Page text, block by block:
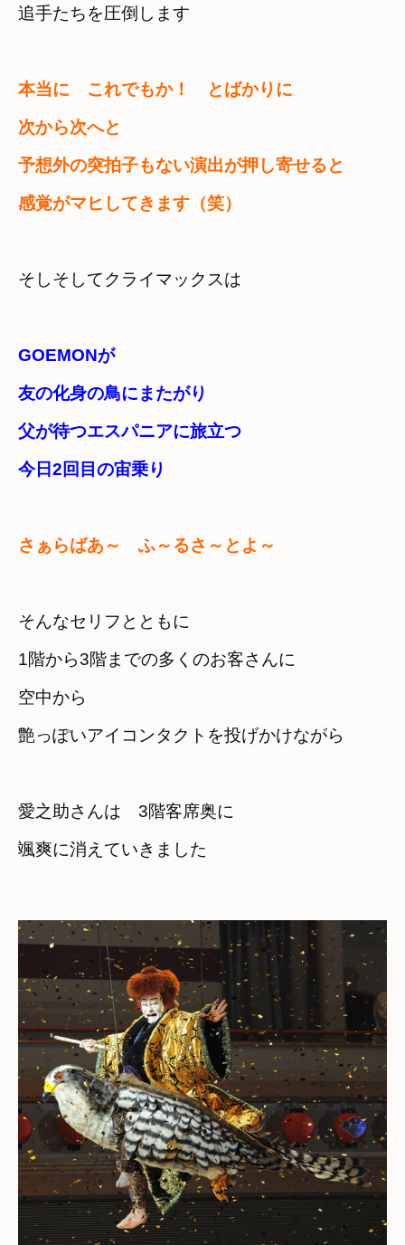
追手たちを圧倒します
本当に　これでもか！　とばかりに
次から次へと
予想外の突拍子もない演出が押し寄せると
感覚がマヒしてきます（笑）
そしそしてクライマックスは
GOEMONが
友の化身の鳥にまたがり
父が待つエスパニアに旅立つ
今日2回目の宙乗り
さぁらばあ～　ふ～るさ～とよ～
そんなセリフとともに
1階から3階までの多くのお客さんに
空中から
艶っぽいアイコンタクトを投げかけながら
愛之助さんは　3階客席奥に
颯爽に消えていきました